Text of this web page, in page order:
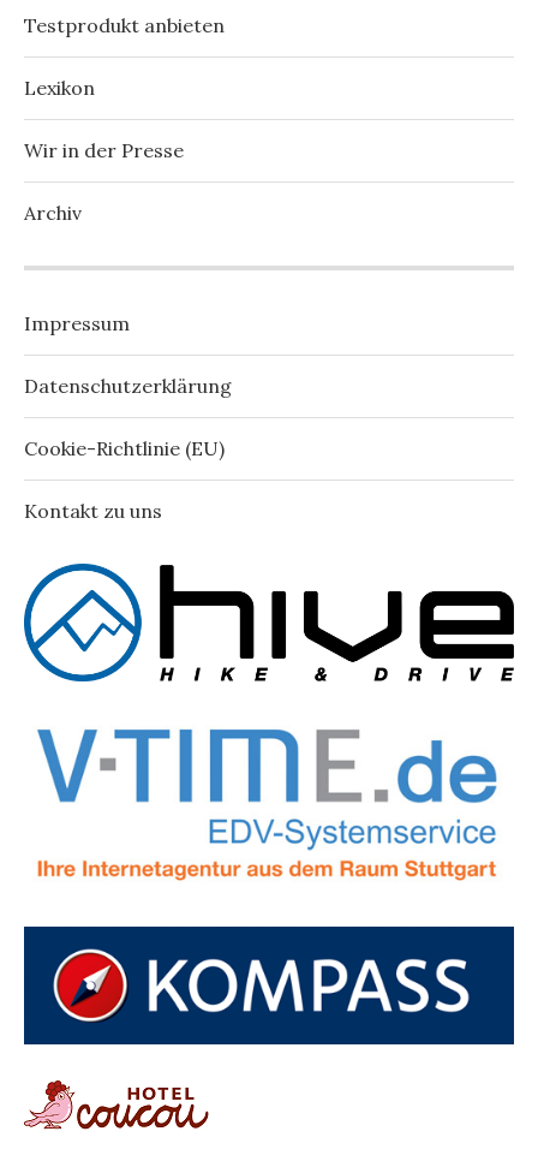
Testprodukt anbieten
Lexikon
Wir in der Presse
Archiv
Impressum
Datenschutzerklärung
Cookie-Richtlinie (EU)
Kontakt zu uns